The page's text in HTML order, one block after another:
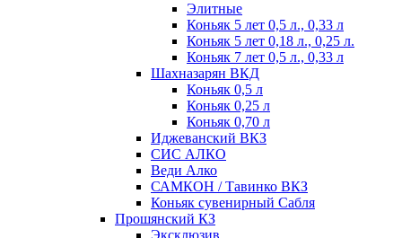
Элитные
Коньяк 5 лет 0,5 л., 0,33 л
Коньяк 5 лет 0,18 л., 0,25 л.
Коньяк 7 лет 0,5 л., 0,33 л
Шахназарян ВКД
Коньяк 0,5 л
Коньяк 0,25 л
Коньяк 0,70 л
Иджеванский ВКЗ
СИС АЛКО
Веди Алко
САМКОН / Тавинко ВКЗ
Коньяк сувенирный Сабля
Прошянский КЗ
Эксклюзив